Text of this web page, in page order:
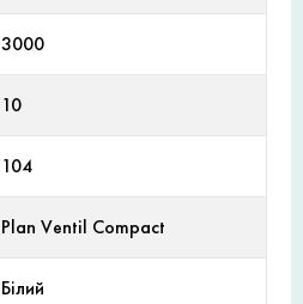
3000
10
104
Plan Ventil Compact
Білий